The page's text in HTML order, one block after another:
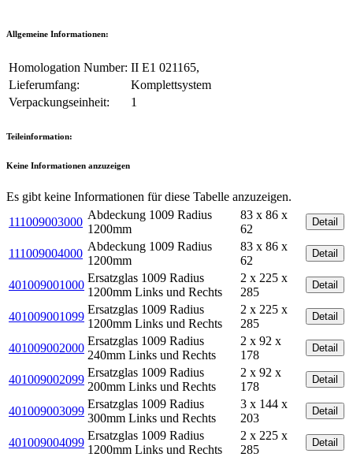
Allgemeine Informationen:
Homologation Number: II E1 021165,
Lieferumfang:
Komplettsystem
Verpackungseinheit:
1
Teileinformation:
Keine Informationen anzuzeigen
Es gibt keine Informationen für diese Tabelle anzuzeigen.
111009003000
Abdeckung 1009 Radius
1200mm
83 x 86 x
62
Detail
111009004000
Abdeckung 1009 Radius
1200mm
83 x 86 x
62
Detail
401009001000
Ersatzglas 1009 Radius
1200mm Links und Rechts
2 x 225 x
285
Detail
401009001099
Ersatzglas 1009 Radius
1200mm Links und Rechts
2 x 225 x
285
Detail
401009002000
Ersatzglas 1009 Radius
240mm Links und Rechts
2 x 92 x
178
Detail
401009002099
Ersatzglas 1009 Radius
200mm Links und Rechts
2 x 92 x
178
Detail
401009003099
Ersatzglas 1009 Radius
300mm Links und Rechts
3 x 144 x
203
Detail
401009004099
Ersatzglas 1009 Radius
1200mm Links und Rechts
2 x 225 x
285
Detail